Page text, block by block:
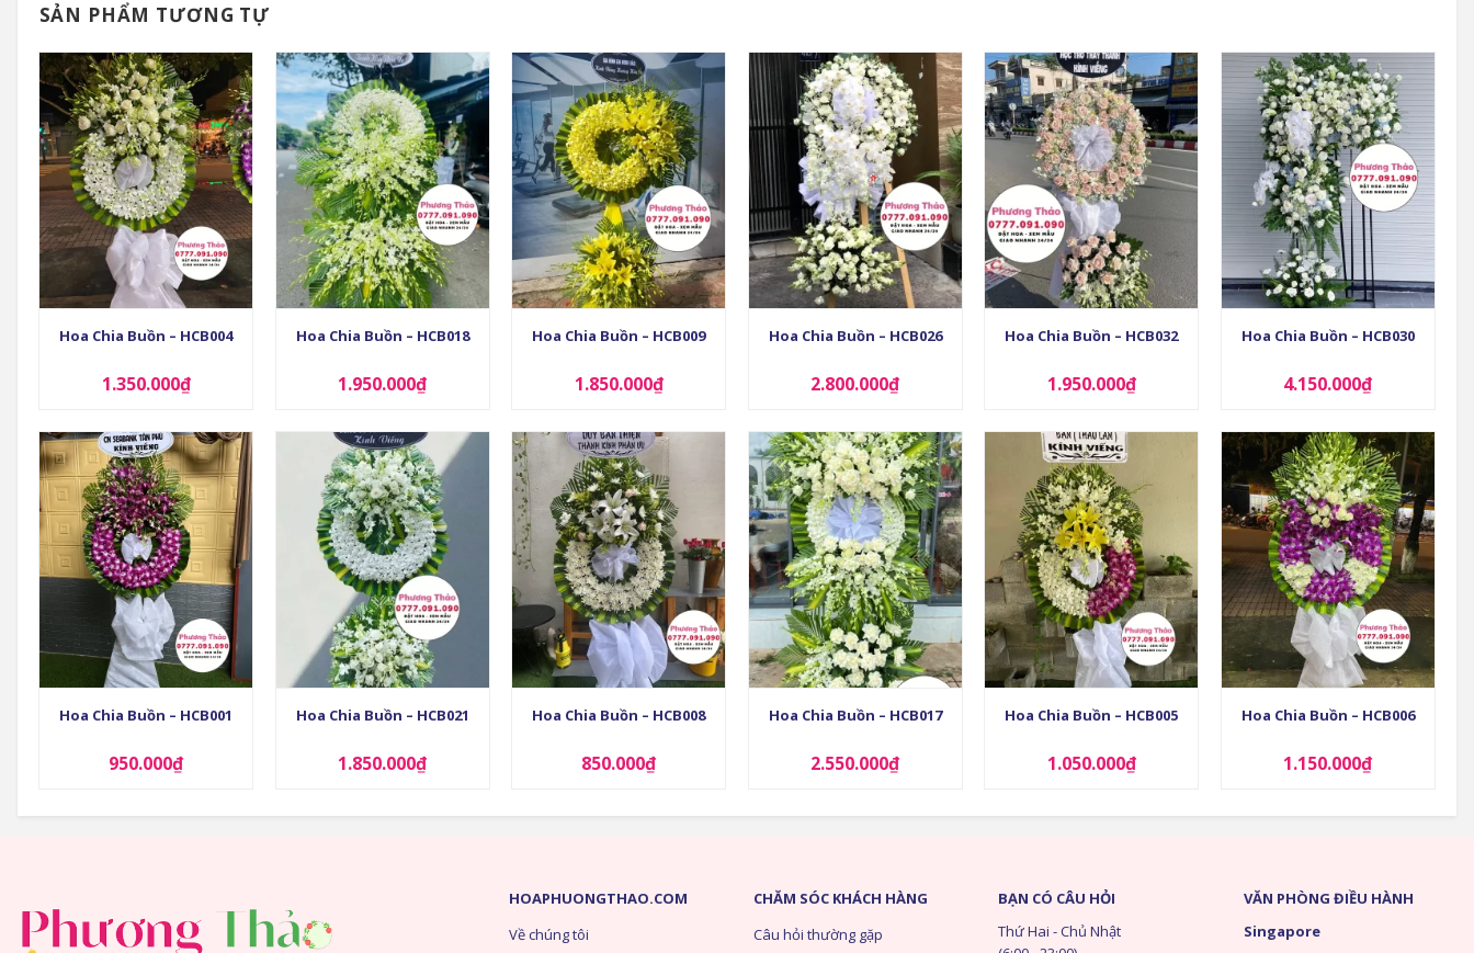
SẢN PHẨM TƯƠNG TỰ
Hoa Chia Buồn – HCB004
1.350.000₫
+
Hoa Chia Buồn – HCB018
1.950.000₫
+
Hoa Chia Buồn – HCB009
1.850.000₫
Hoa Chia Buồn – HCB026
2.800.000₫
+
Hoa Chia Buồn – HCB032
1.950.000₫
+
Hoa Chia Buồn – HCB030
4.150.000₫
Hoa Chia Buồn – HCB001
950.000₫
+
Hoa Chia Buồn – HCB021
1.850.000₫
Hoa Chia Buồn – HCB008
850.000₫
+
Hoa Chia Buồn – HCB017
2.550.000₫
+
Hoa Chia Buồn – HCB005
1.050.000₫
+
Hoa Chia Buồn – HCB006
1.150.000₫
HOAPHUONGTHAO.COM
Về chúng tôi
CHĂM SÓC KHÁCH HÀNG
Câu hỏi thường gặp
BẠN CÓ CÂU HỎI
Thứ Hai - Chủ Nhật
VĂN PHÒNG ĐIỀU HÀNH
Singapore